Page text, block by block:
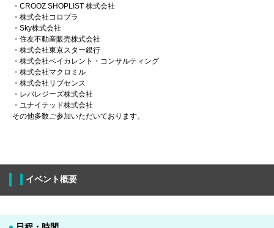
・CROOZ SHOPLIST 株式会社
・株式会社コロプラ
・Sky株式会社
・住友不動産販売株式会社
・株式会社東京スター銀行
・株式会社ベイカレント・コンサルティング
・株式会社マクロミル
・株式会社リブセンス
・レバレジーズ株式会社
・ユナイテッド株式会社
その他多数ご参加いただいております。
イベント概要